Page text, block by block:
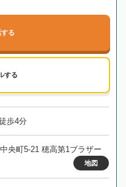
する
する
歩4分
央町5-21 穂高第1ブラザー
地図